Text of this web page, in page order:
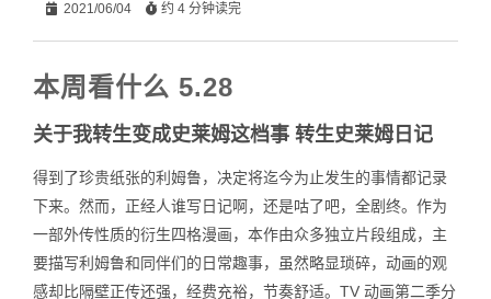
2021/06/04 约 4 分钟读完
本周看什么 5.28
关于我转生变成史莱姆这档事 转生史莱姆日记
得到了珍贵纸张的利姆鲁，决定将迄今为止发生的事情都记录
下来。然而，正经人谁写日记啊，还是咕了吧，全剧终。作为
一部外传性质的衍生四格漫画，本作由众多独立片段组成，主
要描写利姆鲁和同伴们的日常趣事，虽然略显琐碎，动画的观
感却比隔壁正传还强，经费充裕，节奏舒适。TV 动画第二季分